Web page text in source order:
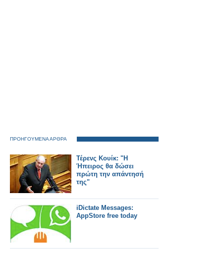
ΠΡΟΗΓΟΥΜΕΝΑ ΑΡΘΡΑ
Τέρενς Κουίκ: "Η
Ήπειρος θα δώσει
πρώτη την απάντησή
της"
iDictate Messages:
AppStore free today